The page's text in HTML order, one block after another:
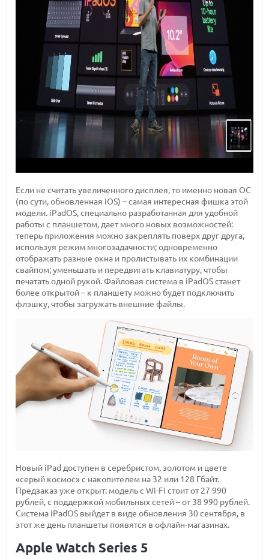
Если не считать увеличенного дисплея, то именно новая ОС
(по сути, обновленная iOS) – самая интересная фишка этой
модели. iPadOS, специально разработанная для удобной
работы с планшетом, дает много новых возможностей:
теперь приложения можно закреплять поверх друг друга,
используя режим многозадачности; одновременно
отображать разные окна и пролистывать их комбинации
свайпом; уменьшать и передвигать клавиатуру, чтобы
печатать одной рукой. Файловая система в iPadOS станет
более открытой – к планшету можно будет подключить
флэшку, чтобы загружать внешние файлы.
Новый iPad доступен в серебристом, золотом и цвете
«серый космос» с накопителем на 32 или 128 Гбайт.
Предзаказ уже открыт: модель с Wi-Fi стоит от 27 990
рублей, с поддержкой мобильных сетей – от 38 990 рублей.
Система iPadOS выйдет в виде обновления 30 сентября, в
этот же день планшеты появятся в офлайн-магазинах.
Apple Watch Series 5